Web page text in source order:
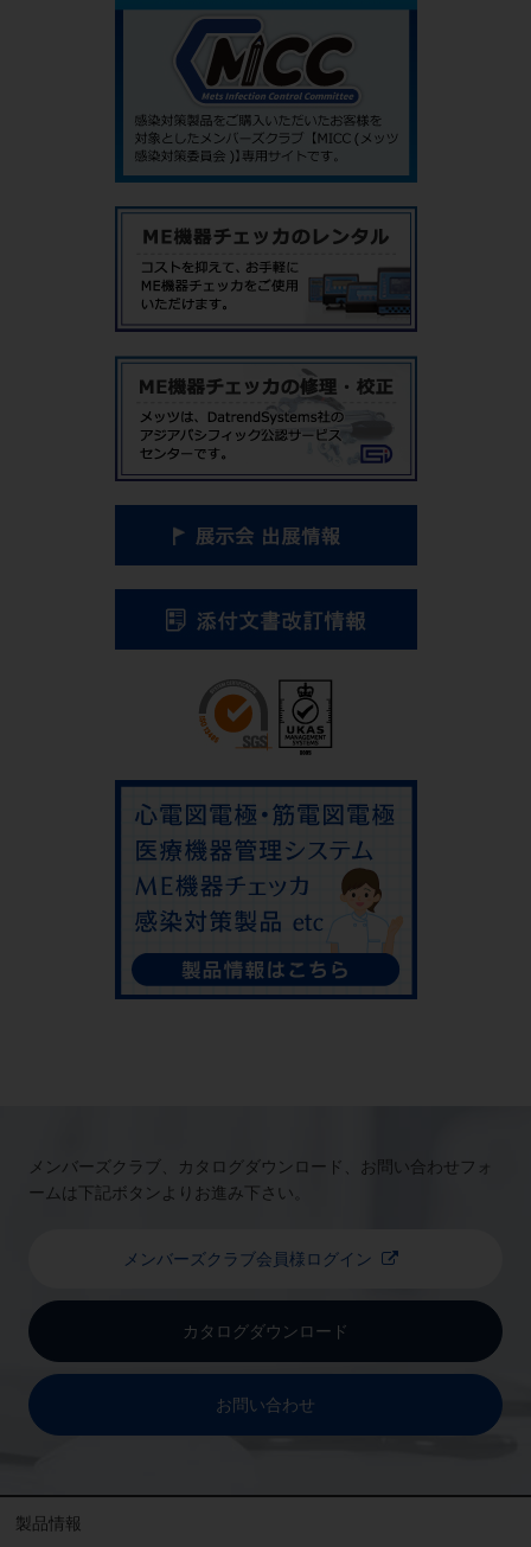
メンバーズクラブ、カタログダウンロード、お問い合わせフォ
ームは下記ボタンよりお進み下さい。
メンバーズクラブ会員様ログイン
カタログダウンロード
お問い合わせ
製品情報